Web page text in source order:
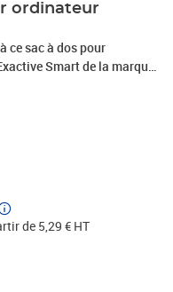
ordinateur
ce sac à dos pour
Smart de la marque
grâce à son matériau
cas de bruine. Il est
pour résister aux
: la sacoche pour
poches latérales
bouteille d'eau,
ordinateurs portables
d'espace pour
de 14 pouces maximum
pratiques : vous
de 5,29 € HT